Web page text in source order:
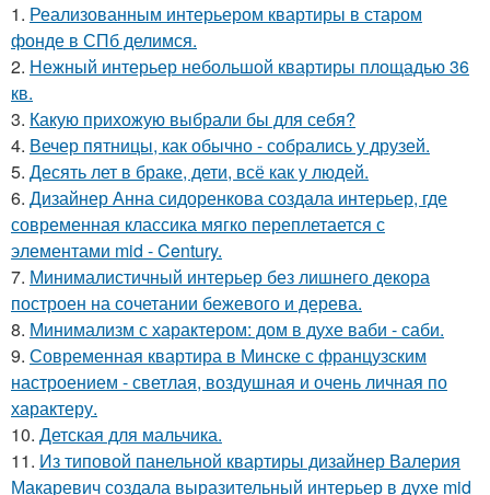
1. Реализованным интерьером квартиры в старом
фонде в СПб делимся.
2. Нежный интерьер небольшой квартиры площадью 36
кв.
3. Какую прихожую выбрали бы для себя?
4. Вечер пятницы, как обычно - собрались у друзей.
5. Десять лет в браке, дети, всё как у людей.
6. Дизайнер Анна сидоренкова создала интерьер, где
современная классика мягко переплетается с
элементами mid - Century.
7. Минималистичный интерьер без лишнего декора
построен на сочетании бежевого и дерева.
8. Минимализм с характером: дом в духе ваби - саби.
9. Современная квартира в Минске с французским
настроением - светлая, воздушная и очень личная по
характеру.
10. Детская для мальчика.
11. Из типовой панельной квартиры дизайнер Валерия
Макаревич создала выразительный интерьер в духе mid